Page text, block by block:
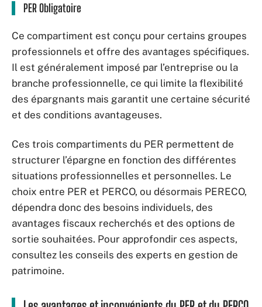
PER Obligatoire
Ce compartiment est conçu pour certains groupes
professionnels et offre des avantages spécifiques.
Il est généralement imposé par l’entreprise ou la
branche professionnelle, ce qui limite la flexibilité
des épargnants mais garantit une certaine sécurité
et des conditions avantageuses.
Ces trois compartiments du PER permettent de
structurer l’épargne en fonction des différentes
situations professionnelles et personnelles. Le
choix entre PER et PERCO, ou désormais PERECO,
dépendra donc des besoins individuels, des
avantages fiscaux recherchés et des options de
sortie souhaitées. Pour approfondir ces aspects,
consultez les conseils des experts en gestion de
patrimoine.